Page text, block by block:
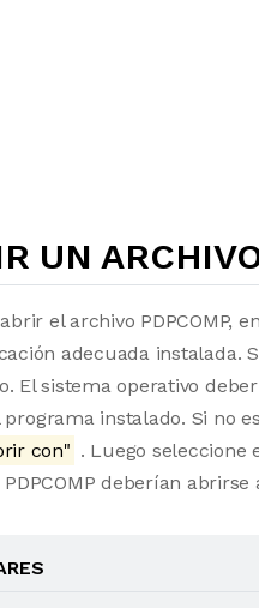
UN
el archivo PDPCOMP,
adecuada instalada.
El sistema operativo
programa instalado. Si no
con" . Luego seleccione
deberían